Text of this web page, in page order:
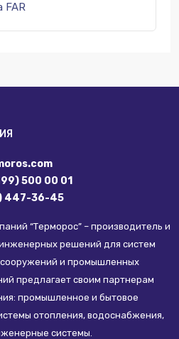
FAR
500 00 01
447-36-45
“Терморос” – производитель и
решений для систем
и промышленных
предлагает своим партнерам
промышленное и бытовое
отопления, водоснабжения,
системы.